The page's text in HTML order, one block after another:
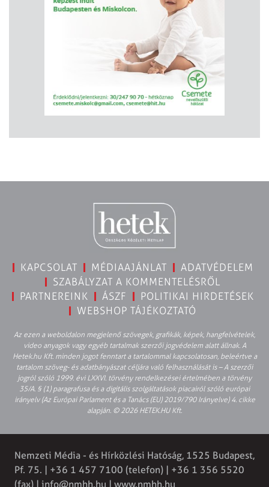
KAPCSOLAT MÉDIAAJÁNLAT
ADATVÉDELEM
SZABÁLYZAT A KOMMENTELÉSRŐL
PARTNEREINK
ÁSZF
POLITIKAI HIRDETÉSEK
WEBSHOP TÁJÉKOZTATÓ
Az ezen a weboldalon megjelenő szövegek, grafikák, képek, hangfelvételek,
video anyagok vagy egyéb tartalmak szerzői jogvédelem alatt állnak. A
Hetek.hu Kft. minden jogot fenntart a tartalommal kapcsolatosan, beleértve a
tartalom szöveg- és adatbányászat céljára való felhasználását is – A szerzői
jogról szóló 1999. évi LXXVI. törvény rendelkezései értelmében a törvény
35/A. § (1) paragrafusa és a digitális szolgáltatások piacairól szóló európai
irányelv (Az Európai Parlament és a Tanács (EU) 2019/790 Irányelve) 4. cikke
alapján. © 2026 HETEK.HU Kft.
Nemzeti Média - és Hírközlési Hatóság, 1525 Budapest,
Pf. 75. | +36 1 457 7100 (telefon) | +36 1 356 5520
(fax) | info@nmhh.hu | www.nmhh.hu